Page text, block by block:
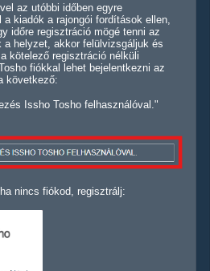
az utóbbi időben egyre
kiadók a rajongói fordítások ellen,
időre regisztráció mögé tenni az
a helyzet, akkor felülvizsgáljuk és
kötelező regisztráció nélküli
fiókkal lehet bejelentkezni az
következő:
Issho Tosho felhasználóval."
nincs fiókod, regisztrálj: